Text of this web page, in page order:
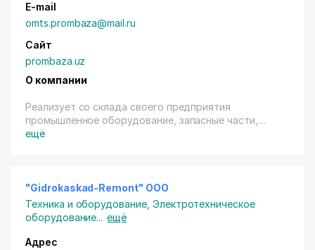
E-mail
omts.prombaza@mail.ru
Сайт
prombaza.uz
О компании
Реализует со склада своего предприятия
промышленное оборудование, запасные части,
спец. технику, подвижной состав, металлопрокат и
направления:
- грузоподъемные краны и механизмы;
- подвижной состав (цистерны, думпкары, хоппер-
дозаторы) и запасные части;
ещё
"Gidrokaskad-Remont" ООО
Техника и оборудование, Электротехническое
оборудование... ещё
Адрес